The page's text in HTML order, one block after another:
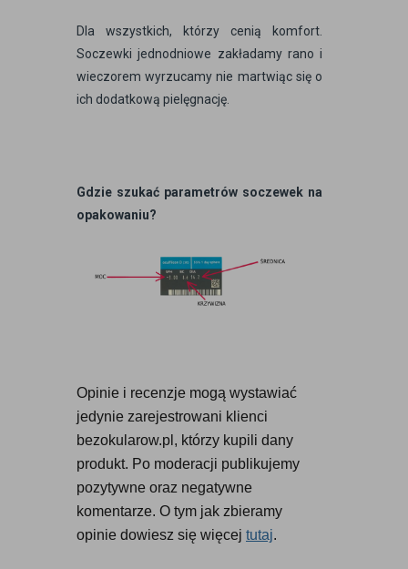
Dla wszystkich, którzy cenią komfort.
Soczewki jednodniowe zakładamy rano i
wieczorem wyrzucamy nie martwiąc się o
ich dodatkową pielęgnację.
Gdzie szukać parametrów soczewek na
opakowaniu?
Opinie i recenzje mogą wystawiać
jedynie zarejestrowani klienci
bezokularow.pl, którzy kupili dany
produkt. Po moderacji publikujemy
pozytywne oraz negatywne
komentarze. O tym jak zbieramy
opinie dowiesz się więcej tutaj.